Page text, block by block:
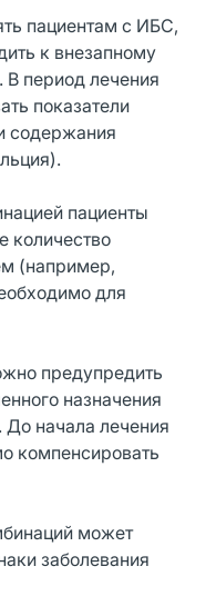
пациентам с ИБС,
к внезапному
В период лечения
показатели
содержания
пациенты
количество
(например,
для
предупредить
назначения
начала лечения
компенсировать
может
заболевания